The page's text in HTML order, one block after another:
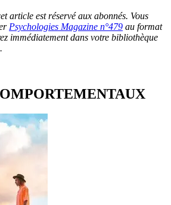
article est réservé aux abonnés. Vous
Psychologies Magazine n°479 au format
immédiatement dans votre bibliothèque